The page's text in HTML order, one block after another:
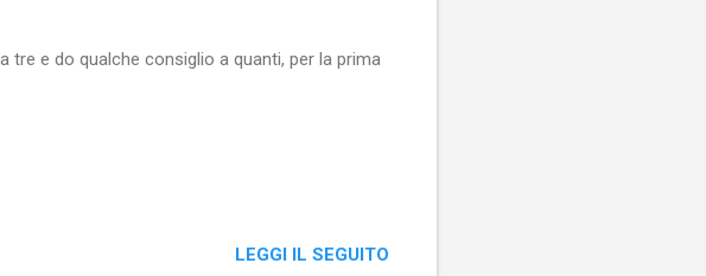
tre e do qualche consiglio a quanti, per la prima
LEGGI IL SEGUITO